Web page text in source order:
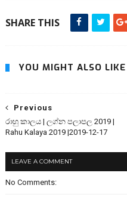
SHARE THIS
YOU MIGHT ALSO LIKE
Previous
රාහු කාලය | ලග්න පලාපල 2019 |
Rahu Kalaya 2019 |2019-12-17
LEAVE A COMMENT
No Comments: